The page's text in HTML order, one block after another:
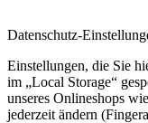
Datenschutz-
Einstellungen, die Sie
im „Local Storage“
unseres Onlineshops
jederzeit ändern